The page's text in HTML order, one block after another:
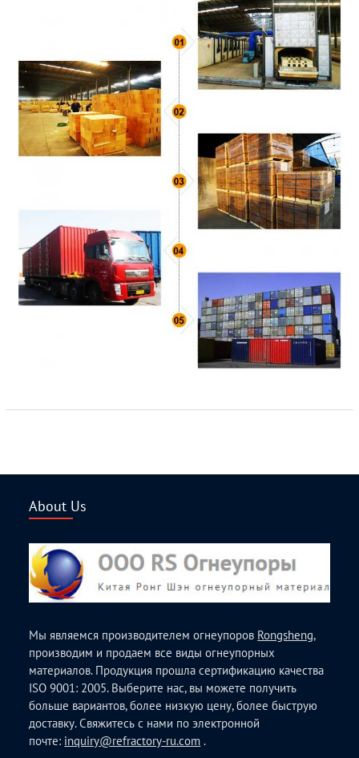
About Us
Мы являемся производителем огнеупоров Rongsheng,
производим и продаем все виды огнеупорных
материалов. Продукция прошла сертификацию качества
ISO 9001: 2005. Выберите нас, вы можете получить
больше вариантов, более низкую цену, более быструю
доставку. Свяжитесь с нами по электронной
почте: inquiry@refractory-ru.com .